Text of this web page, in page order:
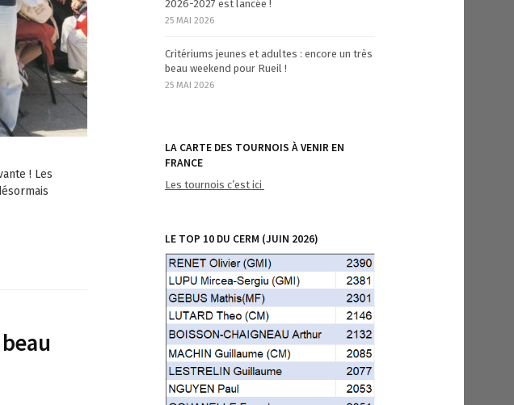
! Les
2026-2027 est lancée !
25 MAI 2026
Critériums jeunes et adultes : encore un très
beau weekend pour Rueil !
25 MAI 2026
LA CARTE DES TOURNOIS À VENIR EN
FRANCE
Les tournois c’est ici
LE TOP 10 DU CERM (JUIN 2026)